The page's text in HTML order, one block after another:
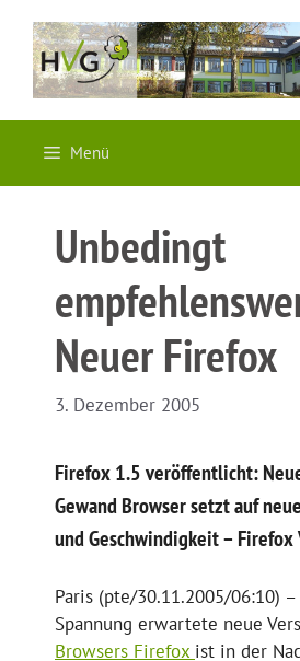
Inhalt
springen
Menü
Unbedingt
Neuer Firefox
3. Dezember 2005
Firefox 1.5 veröffentlicht:
Gewand Browser setzt auf
und Geschwindigkeit – Firefox
Paris (pte/30.11.2005/06:10)
Spannung erwartete neue
Browsers Firefox ist in der